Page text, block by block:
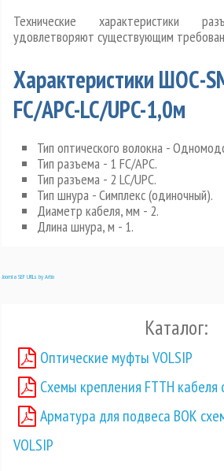
Технические характеристики
удовлетворяют существующим
Характеристики ШОС-
FC/APC-LC/UPC-1,0м
Тип оптического волокна -
Тип разъема - 1 FC/APC.
Тип разъема - 2 LC/UPC.
Тип шнура - Симплекс (одиночный).
Диаметр кабеля, мм - 2.
Длина шнура, м - 1.
Joomla SEF URLs by Artio
Каталог:
Оптические муфты VOLSIP
Схемы крепления FTTH кабеля
Арматура для подвеса ВОК
VOLSIP